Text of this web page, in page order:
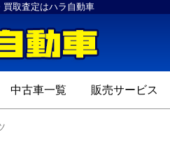
取査定はハラ自動車
中古車一覧 販売サービス